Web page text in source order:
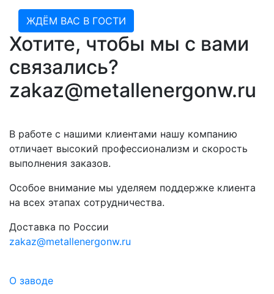
ЖДЁМ ВАС В ГОСТИ
Хотите, чтобы мы с вами
связались?
zakaz@metallenergonw.ru
В работе с нашими клиентами нашу компанию
отличает высокий профессионализм и скорость
выполнения заказов.
Особое внимание мы уделяем поддержке клиента
на всех этапах сотрудничества.
Доставка по России
zakaz@metallenergonw.ru
О заводе